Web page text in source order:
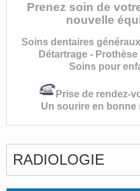
Prenez soin de
nouvelle
Soins dentaires
Détartrage -
Soins pour
Prise de rendez-
Un sourire en bonne
RADIOLOGIE